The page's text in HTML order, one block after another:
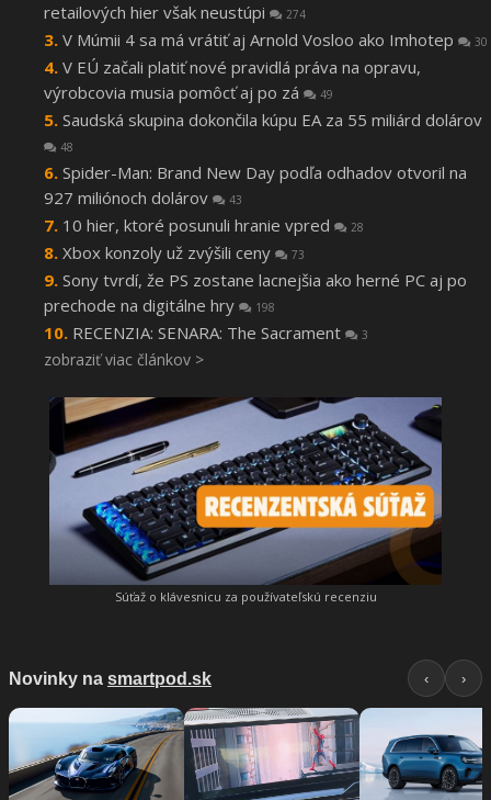
retailových hier však neustúpi
274
V Múmii 4 sa má vrátiť aj Arnold Vosloo ako Imhotep 30
V EÚ začali platiť nové pravidlá práva na opravu,
výrobcovia musia pomôcť aj po zá
49
Saudská skupina dokončila kúpu EA za 55 miliárd dolárov
48
Spider-Man: Brand New Day podľa odhadov otvoril na
927 miliónoch dolárov
43
10 hier, ktoré posunuli hranie vpred 28
Xbox konzoly už zvýšili ceny 73
Sony tvrdí, že PS zostane lacnejšia ako herné PC aj po
prechode na digitálne hry
198
RECENZIA: SENARA: The Sacrament 3
zobraziť viac článkov >
Súťaž o klávesnicu za používateľskú recenziu